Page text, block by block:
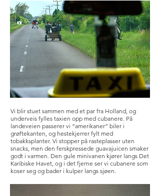
Vi blir stuet sammen med et par fra Holland, og
underveis fylles taxien opp med cubanere. På
landeveien passerer vi “amerikaner” biler i
grøftekanten, og hestekjerrer fylt med
tobakksplanter. Vi stopper på rasteplasser uten
snacks, men den ferskpressede guavajuicen smaker
godt i varmen. Den gule minivanen kjører langs Det
Karibiske Havet, og i det fjerne ser vi cubanere som
koser seg og bader i kulper langs sjøen.